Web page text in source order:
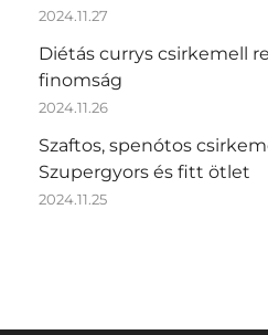
2024.11.27
Diétás currys csirkemell
finomság
2024.11.26
Szaftos, spenótos
Szupergyors és fitt ötlet
2024.11.25